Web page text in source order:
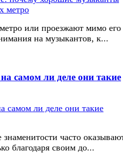
или проезжают мимо его
на музыкантов, к...
самом ли деле они такие
часто
благодаря своим до...